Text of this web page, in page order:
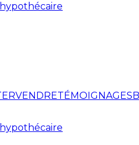
VENDRETÉMOIGNAGES